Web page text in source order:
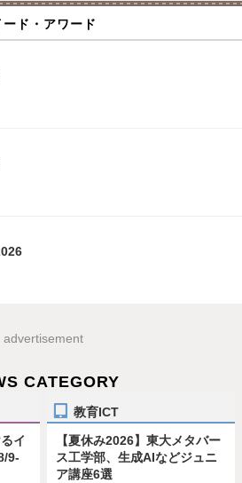
ード・アワード
advertisement
CATEGORY
イ
9-
教育ICT
【夏休み2026】東大メタバー
ス工学部、生成AIなどジュニ
ア講座6選